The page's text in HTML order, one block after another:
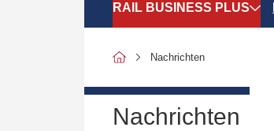
RAIL BUSINESS PLUS
SPNV-Marktdaten
Nachrichten
Nachrichten